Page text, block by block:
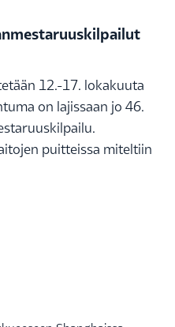
12.-17. lokakuuta
on lajissaan jo 46.
puitteissa miteltiin